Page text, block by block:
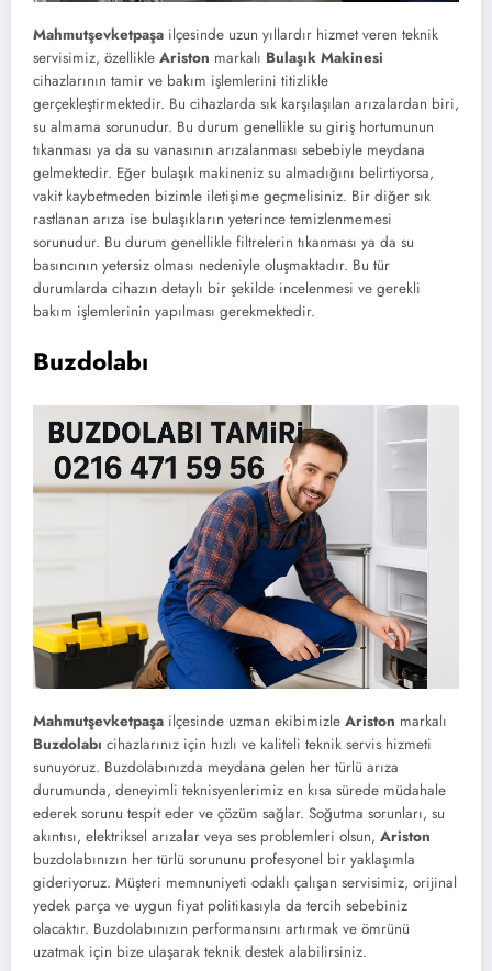
Mahmutşevketpaşa ilçesinde uzun yıllardır hizmet veren teknik
servisimiz, özellikle Ariston markalı Bulaşık Makinesi
cihazlarının tamir ve bakım işlemlerini titizlikle
gerçekleştirmektedir. Bu cihazlarda sık karşılaşılan arızalardan biri,
su almama sorunudur. Bu durum genellikle su giriş hortumunun
tıkanması ya da su vanasının arızalanması sebebiyle meydana
gelmektedir. Eğer bulaşık makineniz su almadığını belirtiyorsa,
vakit kaybetmeden bizimle iletişime geçmelisiniz. Bir diğer sık
rastlanan arıza ise bulaşıkların yeterince temizlenmemesi
sorunudur. Bu durum genellikle filtrelerin tıkanması ya da su
basıncının yetersiz olması nedeniyle oluşmaktadır. Bu tür
durumlarda cihazın detaylı bir şekilde incelenmesi ve gerekli
bakım işlemlerinin yapılması gerekmektedir.
Buzdolabı
Mahmutşevketpaşa ilçesinde uzman ekibimizle Ariston markalı
Buzdolabı cihazlarınız için hızlı ve kaliteli teknik servis hizmeti
sunuyoruz. Buzdolabınızda meydana gelen her türlü arıza
durumunda, deneyimli teknisyenlerimiz en kısa sürede müdahale
ederek sorunu tespit eder ve çözüm sağlar. Soğutma sorunları, su
akıntısı, elektriksel arızalar veya ses problemleri olsun, Ariston
buzdolabınızın her türlü sorununu profesyonel bir yaklaşımla
gideriyoruz. Müşteri memnuniyeti odaklı çalışan servisimiz, orijinal
yedek parça ve uygun fiyat politikasıyla da tercih sebebiniz
olacaktır. Buzdolabınızın performansını artırmak ve ömrünü
uzatmak için bize ulaşarak teknik destek alabilirsiniz.